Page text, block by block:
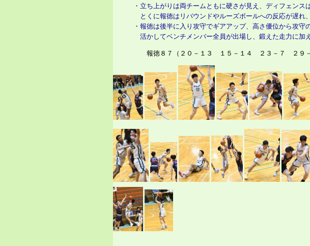
・立ち上がりは両チームともに硬さが見え、ディフェン
とくに報徳はリバウンドやルーズボールへの反応が遅れ
・報徳は後半に入り攻守でギアアップ、高さ優位から攻
活かしてベンチメンバー全員が出場し、鍛えた走力に加
報徳８７（２０－１３ １５－１４ ２３－７ ２９